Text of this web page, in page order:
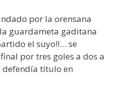
por la orensana
guardameta gaditana
el suyo!!… se
por tres goles a dos a
defendía título en